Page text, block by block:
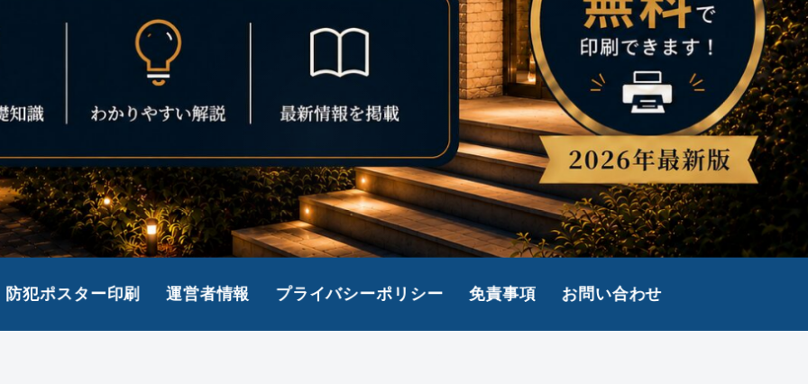
防犯ポスター印刷 運営者情報 プライバシーポリシー 免責事項 お問い合わせ